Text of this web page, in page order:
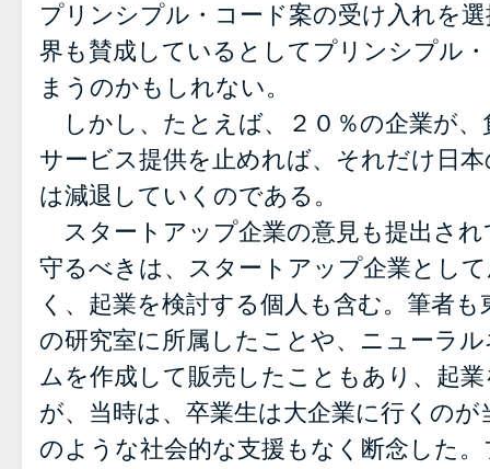
プリンシプル・コード案の受け入れを
界も賛成しているとしてプリンシプル
まうのかもしれない。
しかし、たとえば、２０％の企業が、
サービス提供を止めれば、それだけ日
は減退していくのである。
スタートアップ企業の意見も提出さ
守るべきは、スタートアップ企業とし
く、起業を検討する個人も含む。筆者
の研究室に所属したことや、ニューラ
ムを作成して販売したこともあり、起
が、当時は、卒業生は大企業に行くの
のような社会的な支援もなく断念した